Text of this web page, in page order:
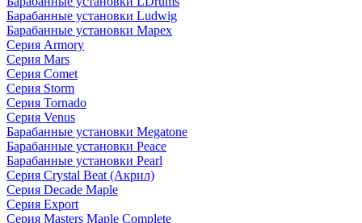
Барабанные установки Ludwig
Барабанные установки Mapex
Серия Armory
Серия Mars
Серия Comet
Серия Storm
Серия Tornado
Серия Venus
Барабанные установки Megatone
Барабанные установки Peace
Барабанные установки Pearl
Серия Crystal Beat (Акрил)
Серия Decade Maple
Серия Export
Серия Masters Maple Complete